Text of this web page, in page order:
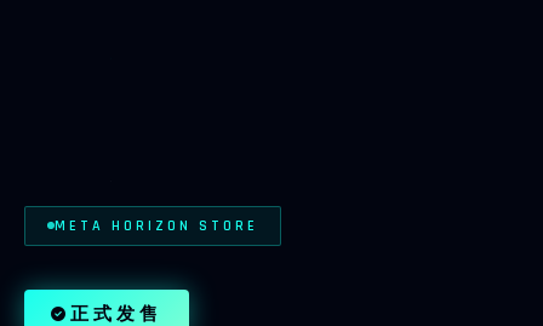
META HORIZON STORE
正式发售